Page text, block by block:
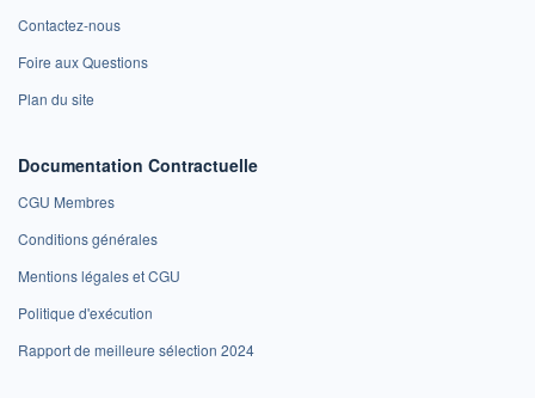
Contactez-nous
Foire aux Questions
Plan du site
Documentation Contractuelle
CGU Membres
Conditions générales
Mentions légales et CGU
Politique d'exécution
Rapport de meilleure sélection 2024